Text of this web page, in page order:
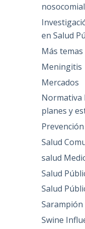
en Salud
Más temas
Meningitis
Mercados
Normativa
planes y
Salud
salud
Salud
Salud
Sarampión
Swine